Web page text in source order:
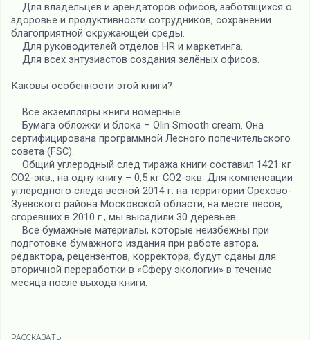
Для владельцев и арендаторов офисов, заботящихся о
здоровье и продуктивности сотрудников, сохранении
благоприятной окружающей среды.
Для руководителей отделов HR и маркетинга.
Для всех энтузиастов создания зелёных офисов.
Каковы особенности этой книги?
Все экземпляры книги номерные.
Бумага обложки и блока – Olin Smooth cream. Она
сертифицирована программной Лесного попечительского
совета (FSC).
Общий углеродный след тиража книги составил 1421 кг
СО2-экв., на одну книгу – 0,5 кг СО2-экв. Для компенсации
углеродного следа весной 2014 г. на территории Орехово-
Зуевского района Московской области, на месте лесов,
сгоревших в 2010 г., мы высадили 30 деревьев.
Все бумажные материалы, которые неизбежны при
подготовке бумажного издания при работе автора,
редактора, рецензентов, корректора, будут сданы для
вторичной переработки в «Сферу экологии» в течение
месяца после выхода книги.
РАССКАЗАТЬ